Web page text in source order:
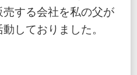
する会社を私の父が
しておりました。